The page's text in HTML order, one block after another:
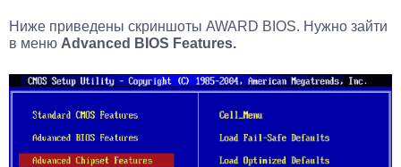
Ниже приведены скриншоты AWARD BIOS. Нужно зайти
в меню Advanced BIOS Features.